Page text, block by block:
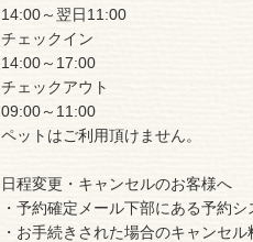
14:00～翌日11:00
チェックイン
14:00～17:00
チェックアウト
09:00～11:00
ペットはご利用頂けません。
日程変更・キャンセルのお客様へ
・予約確定メール下部にある予約
・お手続きされた場合のキャンセル